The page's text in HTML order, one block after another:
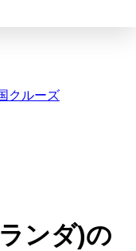
クルーズ
ンダ)の